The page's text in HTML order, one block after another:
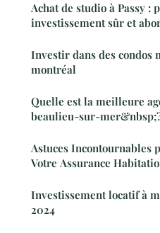
Achat de studio à Passy :
investissement sûr et
Investir dans des condos
montréal
Quelle est la meilleure
beaulieu-sur-
Astuces Incontournables
Votre Assurance
Investissement locatif à
2024